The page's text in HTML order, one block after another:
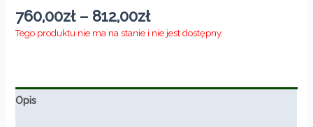
760,00zł – 812,00złZakres
cen:
Tego produktu nie ma na stanie i nie jest dostępny.
Opis